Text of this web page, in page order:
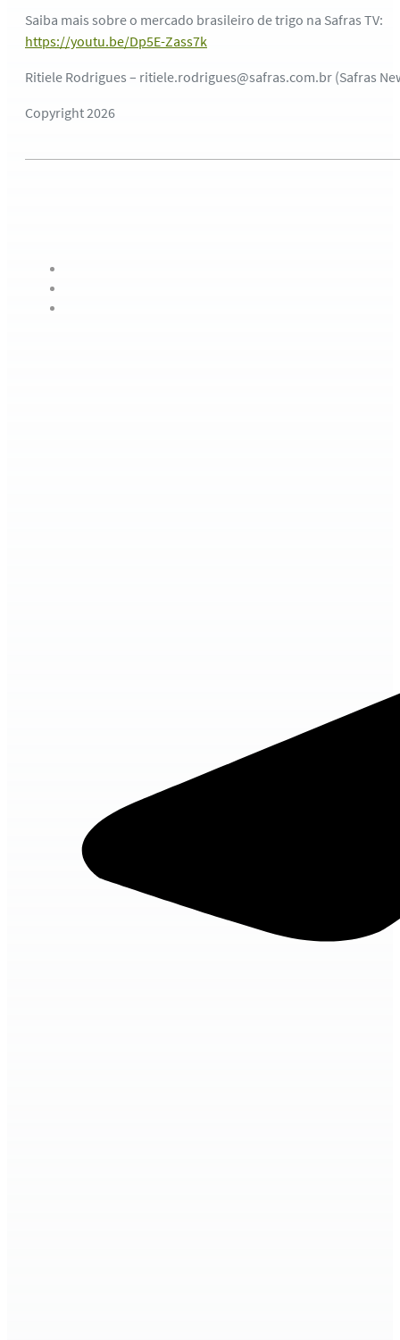
Saiba mais sobre o mercado brasileiro de trigo na Safras TV:
https://youtu.be/Dp5E-Zass7k
Ritiele Rodrigues – ritiele.rodrigues@safras.com.br (Safras
Copyright 2026